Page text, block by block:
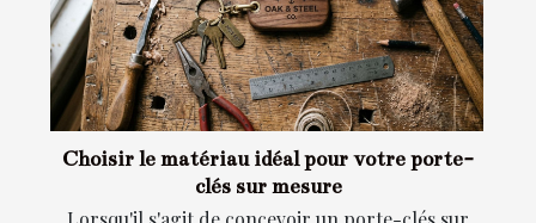
Choisir le matériau idéal pour votre porte-
clés sur mesure